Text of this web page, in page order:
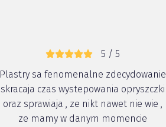
5 / 5
Plastry sa fenomenalne zdecydowanie
skracaja czas wystepowania opryszczki
oraz sprawiaja , ze nikt nawet nie wie ,
ze mamy w danym momencie